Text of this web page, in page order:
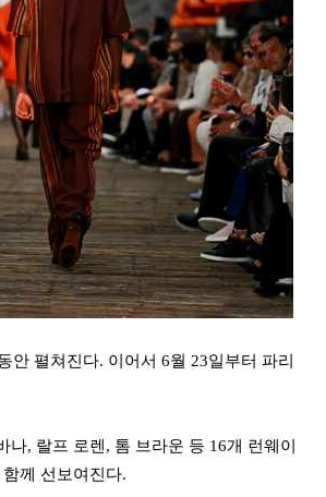
안 펼쳐진다. 이어서 6월 23일부터 파리
, 랄프 로렌, 톰 브라운 등 16개 런웨이
께 선보여진다.